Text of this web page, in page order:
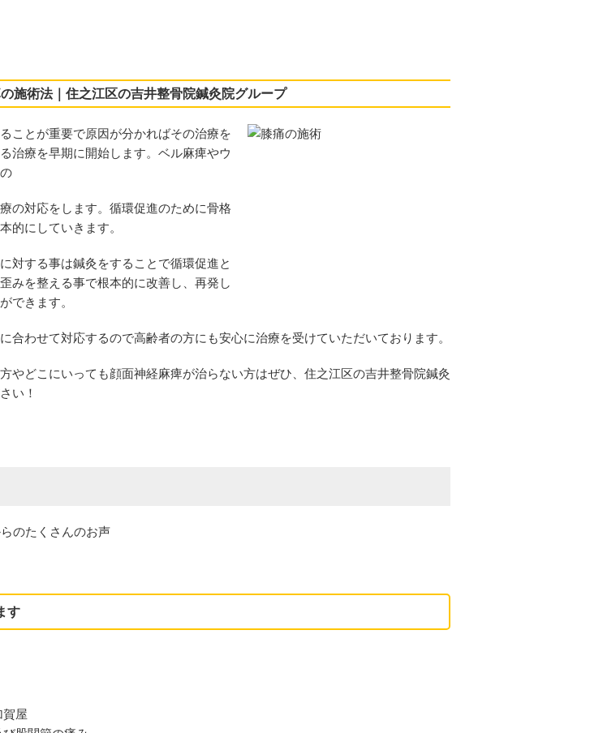
施術法｜住之江区の吉井整骨院鍼灸院グループ
ことが重要で原因が分かればその治療を
治療を早期に開始します。ベル麻痺やウ
の対応をします。循環促進のために骨格
的にしていきます。
対する事は鍼灸をすることで循環促進と
みを整える事で根本的に改善し、再発し
できます。
合わせて対応するので高齢者の方にも安心に治療を受けていただいております。
やどこにいっても顔面神経麻痺が治らない方はぜひ、住之江区の吉井整骨院鍼灸
い！
す
屋